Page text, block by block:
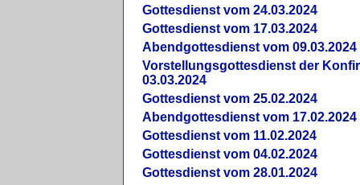
Gottesdienst vom 24.03.2024
Gottesdienst vom 17.03.2024
Abendgottesdienst vom 09.03.2024
Vorstellungsgottesdienst der
03.03.2024
Gottesdienst vom 25.02.2024
Abendgottesdienst vom 17.02.2024
Gottesdienst vom 11.02.2024
Gottesdienst vom 04.02.2024
Gottesdienst vom 28.01.2024